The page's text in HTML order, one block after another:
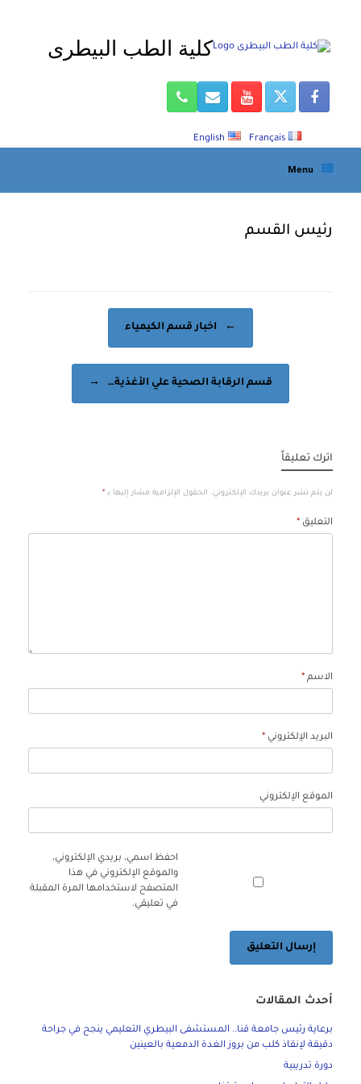
كلية الطب البيطرى
English Français
Menu
رئيس القسم
← اخبار قسم الكيمياء
قسم الرقابة الصحية علي الأغذية… →
اترك تعليقاً
لن يتم نشر عنوان بريدك الإلكتروني. الحقول الإلزامية مشار إليها بـ *
التعليق *
الاسم *
البريد الإلكتروني *
الموقع الإلكتروني
احفظ اسمي، بريدي الإلكتروني،
والموقع الإلكتروني في هذا
المتصفح لاستخدامها المرة المقبلة
في تعليقي.
أحدث المقالات
برعاية رئيس جامعة قنا.. المستشفى البيطري التعليمي ينجح في جراحة
دقيقة لإنقاذ كلب من بروز الغدة الدمعية بالعينين
دورة تدريبية